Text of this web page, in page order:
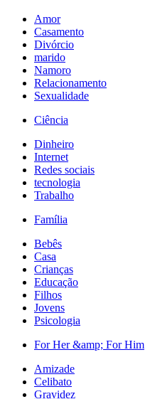
Amor
Casamento
Divórcio
marido
Namoro
Relacionamento
Sexualidade
Ciência
Dinheiro
Internet
Redes sociais
tecnologia
Trabalho
Família
Bebês
Casa
Crianças
Educação
Filhos
Jovens
Psicologia
For Her &amp; For Him
Amizade
Celibato
Gravidez